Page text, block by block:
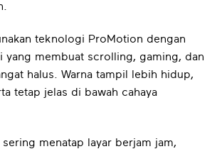
teknologi ProMotion dengan
yang membuat scrolling, gaming, dan
halus. Warna tampil lebih hidup,
tetap jelas di bawah cahaya
menatap layar berjam jam,